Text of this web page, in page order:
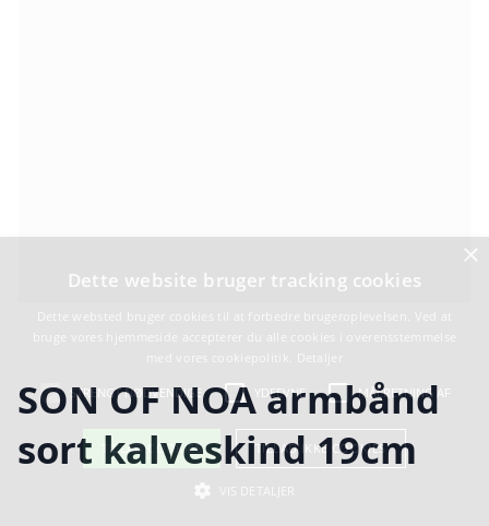
SON OF NOA armbånd
sort kalveskind 19cm
×
Dette website bruger tracking cookies
Dette websted bruger cookies til at forbedre brugeroplevelsen. Ved at
bruge vores hjemmeside accepterer du alle cookies i overensstemmelse
med vores cookiepolitik.
STRENGT NØDVENDIGE YDEEVNE MÅLRETNING AF
TILLAD COOKIES TILLAD IKKE COOKIES